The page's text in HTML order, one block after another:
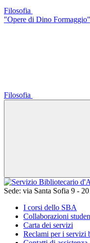
Filosofia
"Opere di Dino
Filosofia
Sede: via Santa Sofia 9 -
I corsi dello SBA
Collaborazioni
Carta dei servizi
Reclami per i servizi